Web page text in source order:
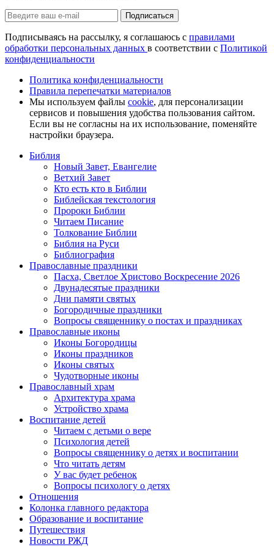
Подписаться
Подписываясь на рассылку, я соглашаюсь с правилами
обработки персональных данных в соответствии с Политикой
конфиденциальности
Политика конфиденциальности
Правила перепечатки материалов
Мы используем файлы cookie, для персонализации
сервисов и повышения удобства пользования сайтом.
Если вы не согласны на их использование, поменяйте
настройки браузера.
Библия
Новый Завет, Евангелие
Ветхий Завет
Кто есть кто в Библии
Библейская текстология
Пророки Библии
Читаем Писание
Толкование Библии
Библия на Руси
Библиография
Православные праздники
Пасха, Светлое Христово Воскресение 2026
Двунадесятые праздники
Дни памяти святых
Богородичные праздники
Вопросы священнику о постах и праздниках
Православные иконы
Иконы Богородицы
Иконы праздников
Иконы святых
Чудотворные иконы
Православный храм
Архитектура храма
Устройство храма
Воспитание детей
Читаем с детьми о вере
Психология детей
Вопросы священнику о детях и воспитании
Что читать детям
У вас будет ребенок
Вопросы психологу о детях
Отношения
Колонка главного редактора
Образование и воспитание
Путешествия
Новости РЖД